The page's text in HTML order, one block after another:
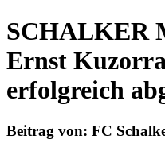
SCHALKER
Ernst
erfolgreich
Beitrag von: FC